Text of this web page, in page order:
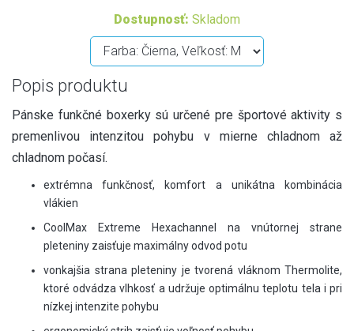
Dostupnosť: Skladom
Popis produktu
Pánske funkčné boxerky sú určené pre športové aktivity s
premenlivou intenzitou pohybu v mierne chladnom až
chladnom počasí.
extrémna funkčnosť, komfort a unikátna kombinácia
vlákien
CoolMax Extreme Hexachannel na vnútornej strane
pleteniny zaisťuje maximálny odvod potu
vonkajšia strana pleteniny je tvorená vláknom Thermolite,
ktoré odvádza vlhkosť a udržuje optimálnu teplotu tela i pri
nízkej intenzite pohybu